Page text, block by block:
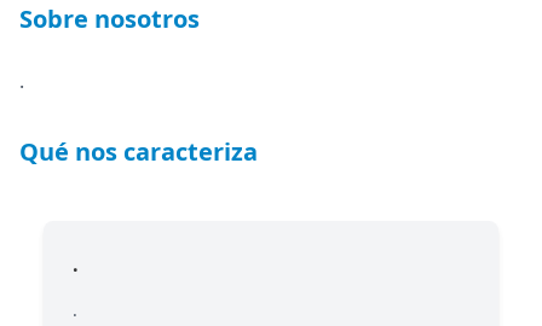
Sobre nosotros
.
Qué nos caracteriza
.
.